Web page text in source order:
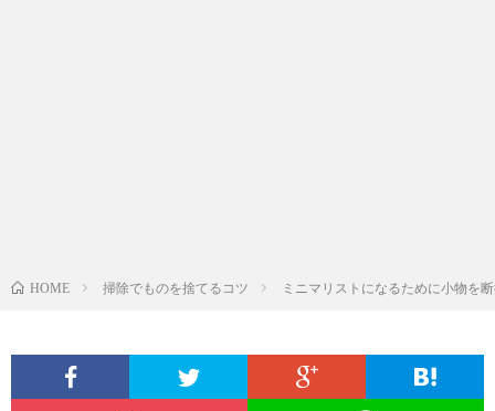
HOME 掃除でものを捨てるコツ ミニマリストになるために小物を